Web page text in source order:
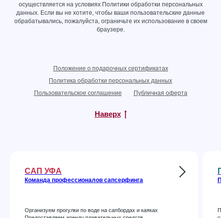
осуществляется на условиях Политики обработки персональных
данных. Если вы не хотите, чтобы ваши пользовательские данные
обрабатывались, пожалуйста, ограничьте их использование в своем
браузере.
Положение о подарочных сертификатах
Политика обработки персональных данных
Пользовательское соглашение
Публичная оферта
Наверх
САП УФА
Команда профессионалов сапсерфинга
Организуем прогулки по воде на сапбордах и каяках